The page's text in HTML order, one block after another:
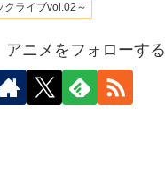
クライブvol.02～
アニメをフォローする